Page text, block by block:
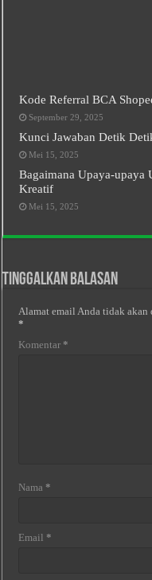
Kode Referral BCA
September 29, 2025
Kunci Jawaban Detik
Mei 15, 2025
Bagaimana Upaya-
Kreatif
Mei 15, 2025
Tinggalkan Balasan
Alamat email Anda tidak akan
*
Komentar *
Nama *
Email *